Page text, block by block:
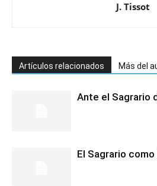
J. Tissot
Artículos relacionados Más del
Ante el Sagrario
El Sagrario